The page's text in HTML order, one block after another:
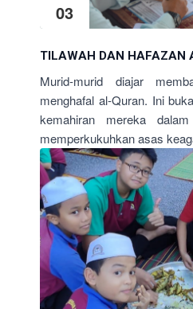
03
TILAWAH DAN HAFAZAN
Murid-murid diajar
menghafal al-Quran. Ini
kemahiran mereka
memperkukuhkan asas